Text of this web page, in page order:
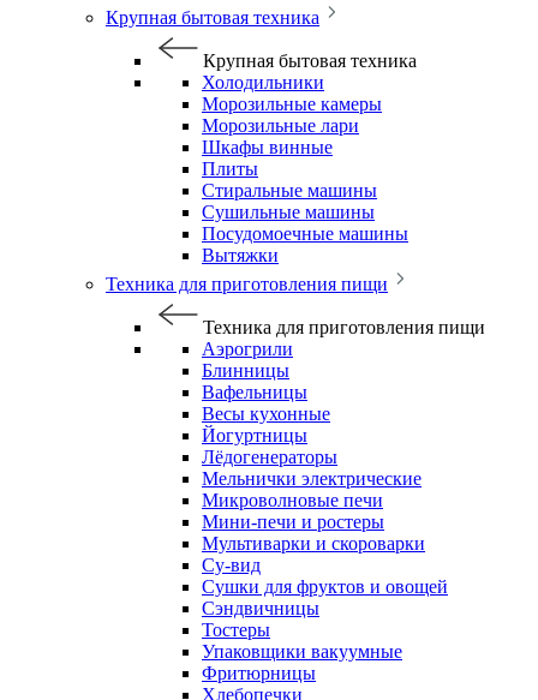
Крупная бытовая техника
Крупная бытовая техника
Холодильники
Морозильные камеры
Морозильные лари
Шкафы винные
Плиты
Стиральные машины
Сушильные машины
Посудомоечные машины
Вытяжки
Техника для приготовления пищи
Техника для приготовления пищи
Аэрогрили
Блинницы
Вафельницы
Весы кухонные
Йогуртницы
Лёдогенераторы
Мельнички электрические
Микроволновые печи
Мини-печи и ростеры
Мультиварки и скороварки
Су-вид
Сушки для фруктов и овощей
Сэндвичницы
Тостеры
Упаковщики вакуумные
Фритюрницы
Хлебопечки